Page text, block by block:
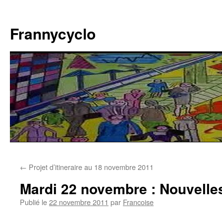
contenu
Frannycyclo
← Projet d’itineraire au 18 novembre 2011
Mardi 22 novembre :
Publié le22 novembre 2011 par Francoise